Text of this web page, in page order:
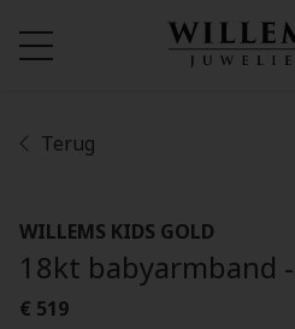
Terug
WILLEMS KIDS GOLD
18kt babyarmband
€ 519